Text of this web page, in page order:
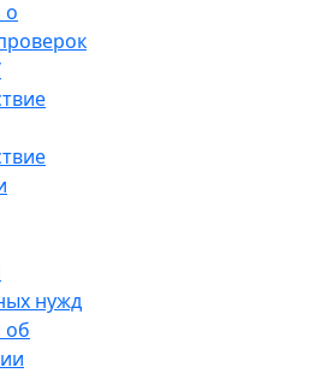
о
нужд